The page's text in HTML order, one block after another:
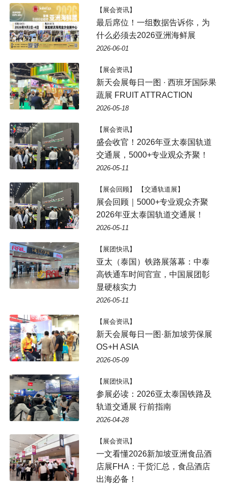
【展会资讯】
最后席位！一组数据告诉你，为
什么必须去2026亚洲海鲜展
2026-06-01
【展会资讯】
新天会展每日一图 · 西班牙国际果
蔬展 FRUIT ATTRACTION
2026-05-18
【展会资讯】
盛会收官！2026年亚太泰国轨道
交通展，5000+专业观众齐聚！
2026-05-11
【展会回顾】 【交通轨道展】
展会回顾｜5000+专业观众齐聚
2026年亚太泰国轨道交通展！
2026-05-11
【展团快讯】
亚太（泰国）铁路展落幕：中泰
高铁通车时间官宣，中国展团彰
显硬核实力
2026-05-11
【展会资讯】
新天会展每日一图·新加坡劳保展
OS+H ASIA
2026-05-09
【展团快讯】
参展必读：2026亚太泰国铁路及
轨道交通展 行前指南
2026-04-28
【展会资讯】
一文看懂2026新加坡亚洲食品酒
店展FHA：干货汇总，食品酒店
出海必备！